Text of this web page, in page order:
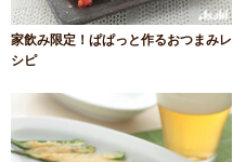
家飲み限定！ぱぱっと作るおつまみレ
シピ